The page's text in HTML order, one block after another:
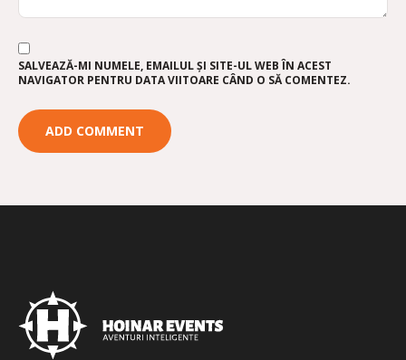
SALVEAZĂ-MI NUMELE, EMAILUL ȘI SITE-UL WEB ÎN ACEST
NAVIGATOR PENTRU DATA VIITOARE CÂND O SĂ COMENTEZ.